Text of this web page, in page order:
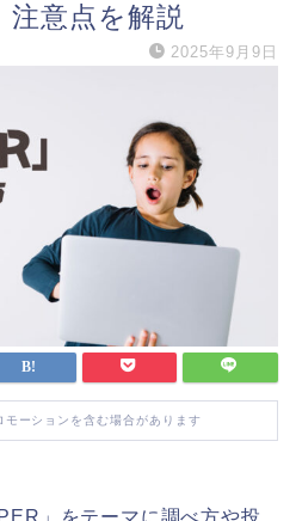
注意点を解説
2025年9月9日
モーションを含む場合があります